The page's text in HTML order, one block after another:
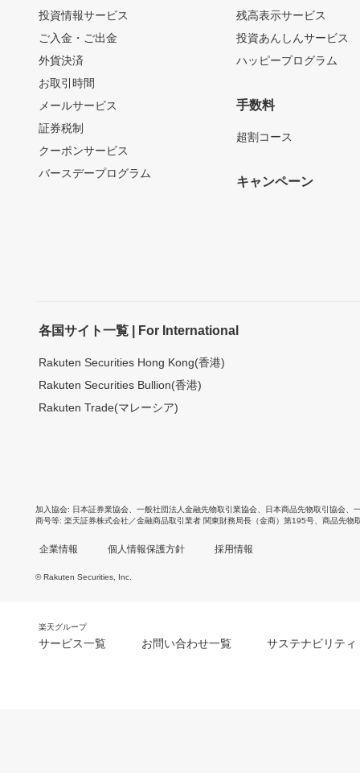
投資情報サービス
ご入金・ご出金
外貨決済
お取引時間
メールサービス
証券税制
クーポンサービス
バースデープログラム
残高表示サービス
投資あんしんサービス
ハッピープログラム
手数料
超割コース
キャンペーン
各国サイト一覧 | For International
Rakuten Securities Hong Kong(香港)
Rakuten Securities Bullion(香港)
Rakuten Trade(マレーシア)
加入協会 日本証券業協会 一般社団法人金融先物取引業協会 日本商品先物取引協会
商号等 楽天証券株式会社／金融商品取引業者 関東財務局長（金商）第195号、商品先物
企業情報 個人情報保護方針 採用情報
© Rakuten Securities, Inc.
楽天グループ
サービス一覧 お問い合わせ一覧 サステナビリティ